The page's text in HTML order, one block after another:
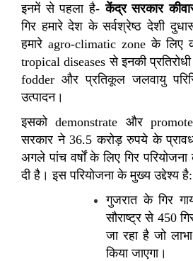
इनमें से पहला है-केंद्र सरकार की
गिर हमारे देश के सर्वश्रेष्ठ देशी
हमारे agro-climatic zoneके लिए
tropical diseasesसे इनकी प्रतिरोधी
fodder और प्रतिकूल जलवायु
उत्पादन।
इसकोdemonstrate और
सरकार ने 36.5करोड़ रुपये के
अगले पांच वर्षों के लिए गिर
दी है। इस परियोजना के मुख्य उद्देश्य है:
गुजरात के गिर
सौराष्ट्र से 450
जा रहा है जो
किया जाएगा।